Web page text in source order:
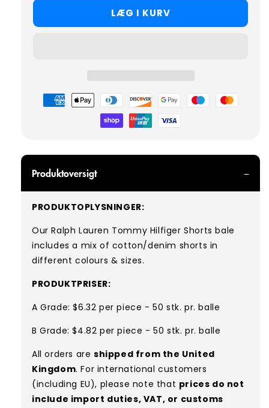
LÆG I KURV
Betalingsmetoder
Produktoversigt
PRODUKTOPLYSNINGER:
Our Ralph Lauren Tommy Hilfiger Shorts bale
includes a mix of cotton/denim shorts in
different colours & sizes.
PRODUKTPRISER:
A Grade: $6.32 per piece - 50 stk. pr. balle
B Grade: $4.82 per piece - 50 stk. pr. balle
All orders are shipped from the United
Kingdom. For international customers
(including EU), please note that prices do not
include import duties, VAT, or customs